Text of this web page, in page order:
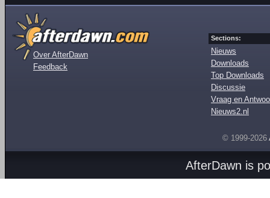
Over AfterDawn
Feedback
Sections:
Nieuws
Downloads
Top Downloads
Discussie
Vraag en
Nieuws2.nl
© 1999-2026
AfterDawn is